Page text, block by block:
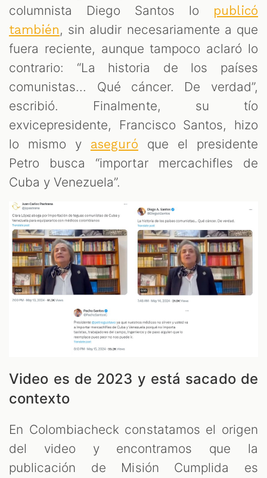
columnista Diego Santos lo
publicó
también, sin aludir necesariamente a que
fuera reciente, aunque tampoco aclaró lo
contrario: “La historia de los países
comunistas... Qué cáncer. De verdad”,
escribió. Finalmente, su tío
exvicepresidente, Francisco Santos, hizo
lo mismo y aseguró que el presidente
Petro busca “importar mercachifles de
Cuba y Venezuela”.
Video es de 2023 y está sacado de
contexto
En Colombiacheck constatamos el origen
del video y encontramos que la
publicación de Misión Cumplida es